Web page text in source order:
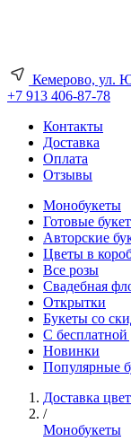
Кемерово, ул.
+7 913 406-87-78
Контакты
Доставка
Оплата
Отзывы
Монобукеты
Готовые
Авторские
Цветы в
Все розы
Свадебная
Открытки
Букеты со
С бесплатной
Новинки
Популярные
Доставка
/
Монобукеты